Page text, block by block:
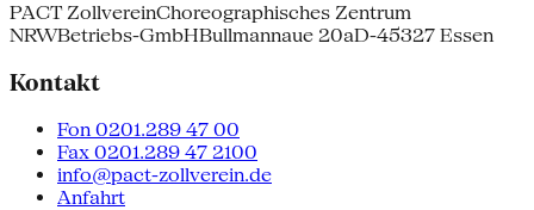
PACT ZollvereinChoreographisches Zentrum
NRWBetriebs-GmbHBullmannaue 20aD-45327 Essen
Kontakt
Fon 0201.289 47 00
Fax 0201.289 47 2100
info@pact-zollverein.de
Anfahrt